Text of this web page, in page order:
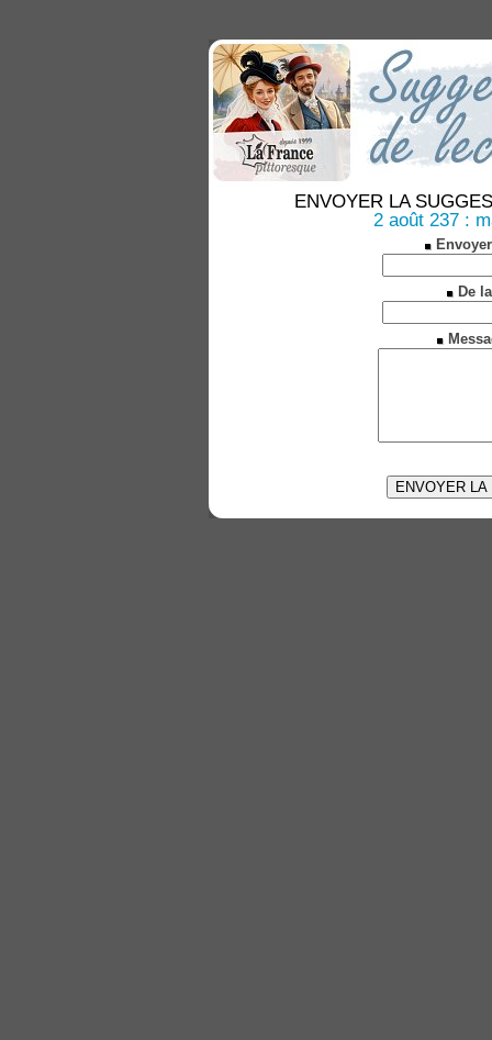
ENVOYER LA
2 août 237 :
De